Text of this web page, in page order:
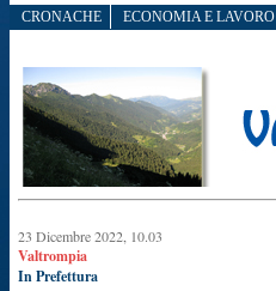
CRONACHE
ECONOMIA E LAVORO
23 Dicembre 2022, 10.03
Valtrompia
In Prefettura